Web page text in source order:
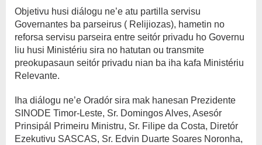
Objetivu husi diálogu ne’e atu partilla servisu
Governantes ba parseirus ( Relijiozas), hametin no
reforsa servisu parseira entre seitór privadu ho Governu
liu husi Ministériu sira no hatutan ou transmite
preokupasaun seitór privadu nian ba iha kafa Ministériu
Relevante.
Iha diálogu ne’e Oradór sira mak hanesan Prezidente
SINODE Timor-Leste, Sr. Domingos Alves, Asesór
Prinsipál Primeiru Ministru, Sr. Filipe da Costa, Diretór
Ezekutivu SASCAS, Sr. Edvin Duarte Soares Noronha,